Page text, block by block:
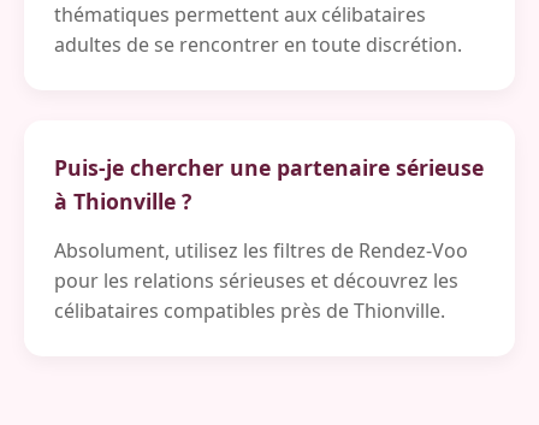
thématiques permettent aux célibataires
adultes de se rencontrer en toute discrétion.
Puis-je chercher une partenaire sérieuse
à Thionville ?
Absolument, utilisez les filtres de Rendez-Voo
pour les relations sérieuses et découvrez les
célibataires compatibles près de Thionville.